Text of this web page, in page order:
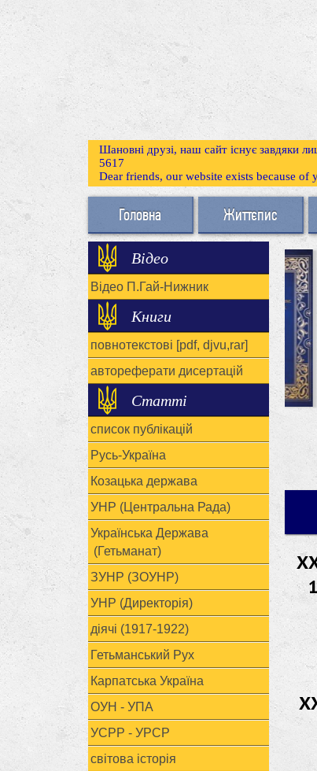
Шановні друзі, наш сайт існує завдяки
5617
Dear friends, our website exists because
Головна Життєпис
Відео
Відео П.Гай-Нижник
Книги
повнотекстові [pdf, djvu,rar]
автореферати дисертацій
Статті
список публікацій
Русь-Україна
Козацька держава
УНР (Центральна Рада)
Українська Держава
(Гетьманат)
ЗУНР (ЗОУНР)
УНР (Директорія)
діячі (1917-1922)
Гетьманський Рух
Карпатська Україна
ОУН - УПА
УСРР - УРСР
світова історія